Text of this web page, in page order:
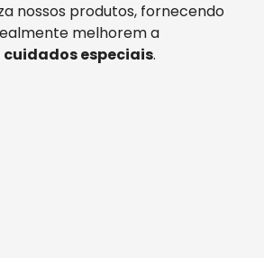
nossos produtos, fornecendo
melhorem a
cuidados especiais.